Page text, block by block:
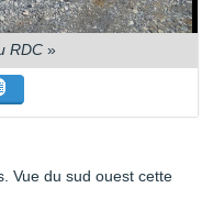
RDC »
Vue du sud ouest cette